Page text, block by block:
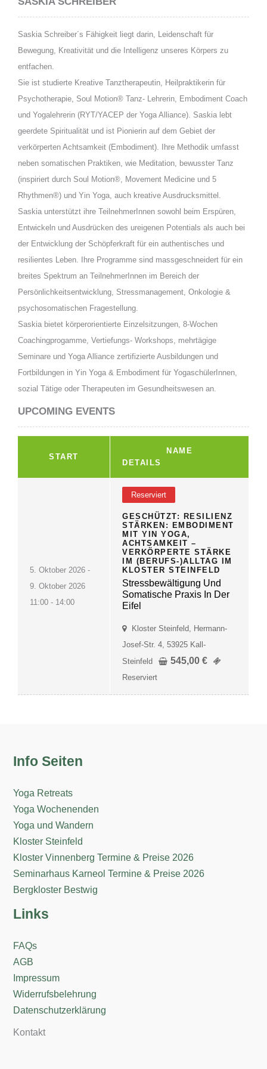
Saskia Schreiber´s Fähigkeit liegt darin, Leidenschaft für
Bewegung, Kreativität und die Intelligenz unseres Körpers zu
entfachen.
Sie ist studierte Kreative Tanztherapeutin, Heilpraktikerin für
Psychotherapie, Soul Motion® Tanz- Lehrerin, Embodiment Coach
und Yogalehrerin (RYT/YACEP der Yoga Alliance). Saskia lebt
geerdete Spiritualität und ist Pionierin auf dem Gebiet der
verkörperten Achtsamkeit (Embodiment). Ihre Methodik umfasst
neben somatischen Praktiken, wie Meditation, bewusster Tanz
(inspiriert durch Soul Motion®, Movement Medicine und 5
Rhythmen®) und Yin Yoga, auch kreative Ausdrucksmittel.
Saskia unterstützt ihre TeilnehmerInnen sowohl beim Erspüren,
Entwickeln und Ausdrücken des ureigenen Potentials als auch bei
der Entwicklung der Schöpferkraft für ein authentisches und
resilientes Leben. Ihre Programme sind massgeschneidert für ein
breites Spektrum an TeilnehmerInnen im Bereich der
Persönlichkeitsentwicklung, Stressmanagement, Onkologie &
psychosomatischen Fragestellung.
Saskia bietet körperorientierte Einzelsitzungen, 8-Wochen
Coachingprogamme, Vertiefungs- Workshops, mehrtägige
Seminare und Yoga Alliance zertifizierte Ausbildungen und
Fortbildungen in Yin Yoga & Embodiment für YogaschülerInnen,
sozial Tätige oder Therapeuten im Gesundheitswesen an.
UPCOMING EVENTS
START
NAME
DETAILS
5. Oktober 2026 -
9. Oktober 2026
11:00 - 14:00
Reserviert
GESCHÜTZT: RESILIENZ
STÄRKEN: EMBODIMENT
MIT YIN YOGA,
ACHTSAMKEIT –
VERKÖRPERTE STÄRKE
IM (BERUFS-)ALLTAG IM
KLOSTER STEINFELD
Stressbewältigung Und
Somatische Praxis In Der
Eifel
Kloster Steinfeld, Hermann-
Josef-Str. 4, 53925 Kall-
Steinfeld
545,00 €
Reserviert
Info Seiten
Yoga Retreats
Yoga Wochenenden
Yoga und Wandern
Kloster Steinfeld
Kloster Vinnenberg Termine & Preise 2026
Seminarhaus Karneol Termine & Preise 2026
Bergkloster Bestwig
Links
FAQs
AGB
Impressum
Widerrufsbelehrung
Datenschutzerklärung
Kontakt